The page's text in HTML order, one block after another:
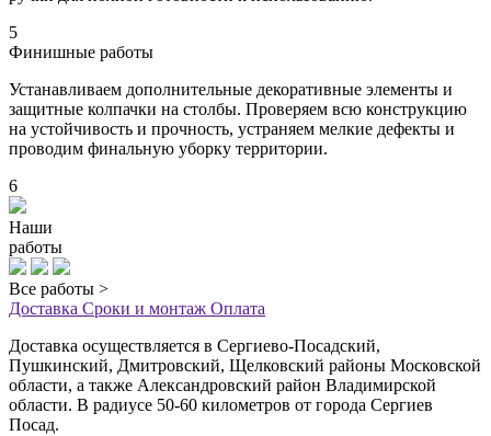
5
Финишные работы
Устанавливаем дополнительные декоративные элементы и
защитные колпачки на столбы. Проверяем всю конструкцию
на устойчивость и прочность, устраняем мелкие дефекты и
проводим финальную уборку территории.
6
Наши
работы
Все работы >
Доставка Сроки и монтаж Оплата
Доставка осуществляется в Сергиево-Посадский,
Пушкинский, Дмитровский, Щелковский районы Московской
области, а также Александровский район Владимирской
области. В радиусе 50-60 километров от города Сергиев
Посад.